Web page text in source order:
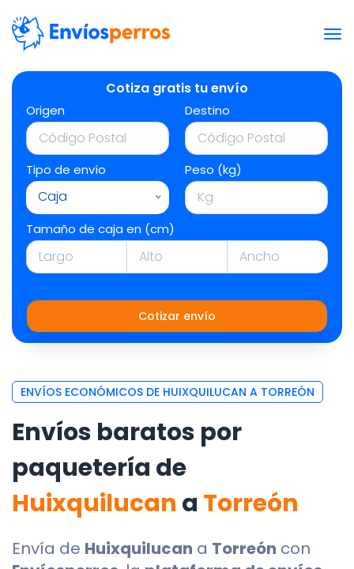
Cotiza gratis tu envío
Origen Destino
Tipo de envío
Caja
Peso (kg)
Tamaño de caja en (cm)
Cotizar envío
ENVÍOS ECONÓMICOS DE HUIXQUILUCAN A TORREÓN
Envíos baratos por
paquetería de
Huixquilucan a Torreón
Envía de Huixquilucan a Torreón con